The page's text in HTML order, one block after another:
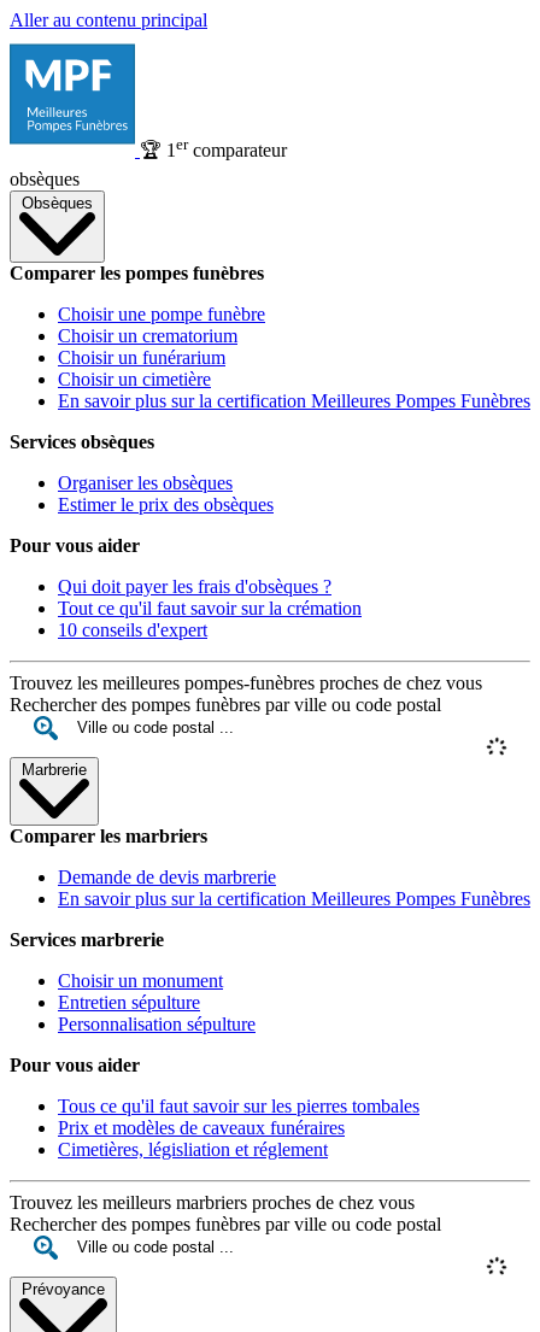
Aller au contenu principal
🏆 1 ercomparateur
obsèques
Obsèques
Comparer les pompes funèbres
Choisir une pompe funèbre
Choisir un crematorium
Choisir un funérarium
Choisir un cimetière
En savoir plus sur la certification Meilleures Pompes Funèbres
Services obsèques
Organiser les obsèques
Estimer le prix des obsèques
Pour vous aider
Qui doit payer les frais d'obsèques ?
Tout ce qu'il faut savoir sur la crémation
10 conseils d'expert
Trouvez les meilleures pompes-funèbres proches de chez vous
Rechercher des pompes funèbres par ville ou code postal
Marbrerie
Comparer les marbriers
Demande de devis marbrerie
En savoir plus sur la certification Meilleures Pompes Funèbres
Services marbrerie
Choisir un monument
Entretien sépulture
Personnalisation sépulture
Pour vous aider
Tous ce qu'il faut savoir sur les pierres tombales
Prix et modèles de caveaux funéraires
Cimetières, législiation et réglement
Trouvez les meilleurs marbriers proches de chez vous
Rechercher des pompes funèbres par ville ou code postal
Prévoyance